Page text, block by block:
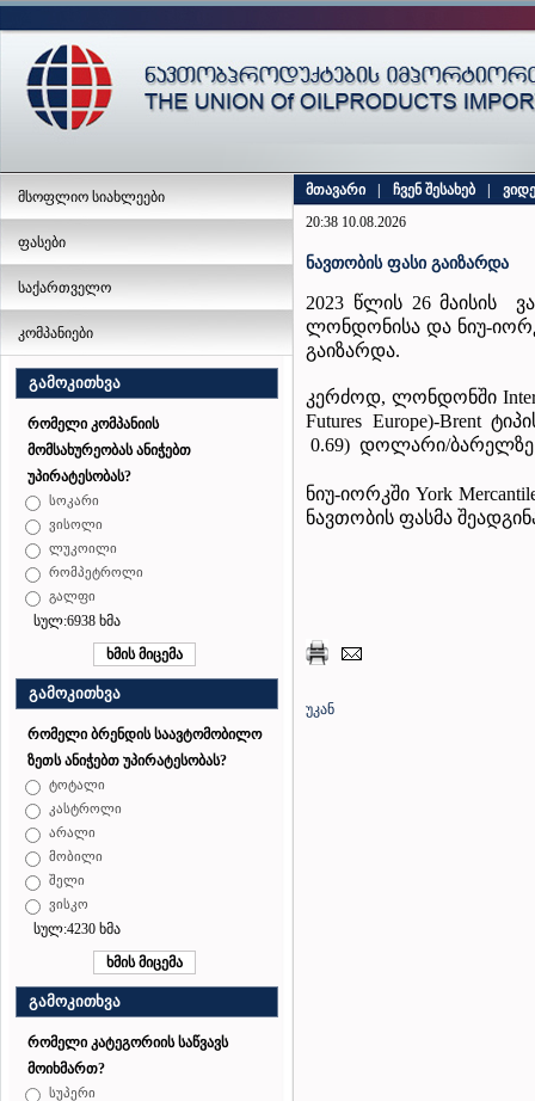
მსოფლიო სიახლეები
ფასები
საქართველო
კომპანიები
გამოკითხვა
რომელი კომპანიის
მომსახურეობას ანიჭებთ
უპირატესობას?
სოკარი
ვისოლი
ლუკოილი
რომპეტროლი
გალფი
სულ:6938 ხმა
გამოკითხვა
რომელი ბრენდის საავტომობილო
ზეთს ანიჭებთ უპირატესობას?
ტოტალი
კასტროლი
არალი
მობილი
შელი
ვისკო
სულ:4230 ხმა
გამოკითხვა
რომელი კატეგორიის საწვავს
მოიხმართ?
სუპერი
მთავარი ჩვენ შესახებ
20:38 10.08.2026
ნავთობის ფასი გაიზარდა
2023 წლის 26 მაისის
ლონდონისა და ნიუ-
გაიზარდა.
კერძოდ, ლონდონში Inter
Futures Europe)-Brent
0.69) დოლარი/
ნიუ-იორკში York
ნავთობის ფასმა
უკან